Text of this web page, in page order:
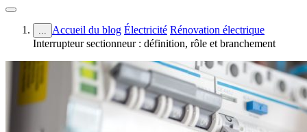
... Accueil du blog Électricité Rénovation électrique
Interrupteur sectionneur : définition, rôle et branchement